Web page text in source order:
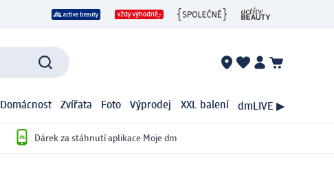
Domácnost Zvířata Foto Výprodej XXL balení dmLIVE ▶
Dárek za stáhnutí aplikace Moje dm